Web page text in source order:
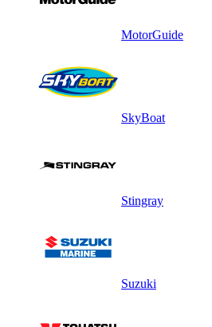
MotorGuide
SkyBoat
Stingray
Suzuki